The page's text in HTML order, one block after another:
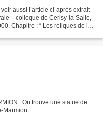
aussi l’article ci-après extrait
– colloque de Cerisy-la-Salle,
Chapitre : “ Les reliques de la
: On trouve une statue de
Marmion.